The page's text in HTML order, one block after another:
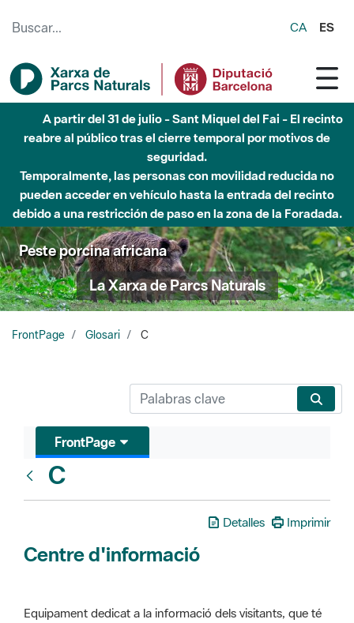
CA ES
A partir del 31 de julio - Sant Miquel del Fai - El recinto
reabre al público tras el cierre temporal por motivos de
seguridad.
Temporalmente, las personas con movilidad reducida no
pueden acceder en vehículo hasta la entrada del recinto
debido a una restricción de paso en la zona de la Foradada.
Peste porcina africana
La Xarxa de Parcs Naturals
FrontPage Glosari C
FrontPage
C
Detalles Imprimir
Centre d'informació
Equipament dedicat a la informació dels visitants, que té